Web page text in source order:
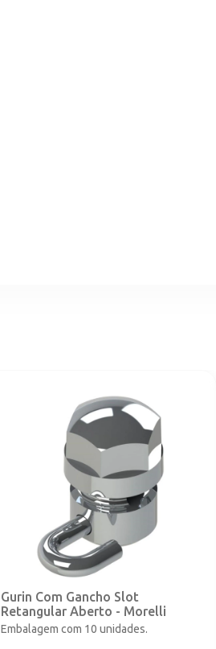
Gurin Com Gancho Slot
Retangular Aberto - Morelli
Embalagem com 10 unidades.